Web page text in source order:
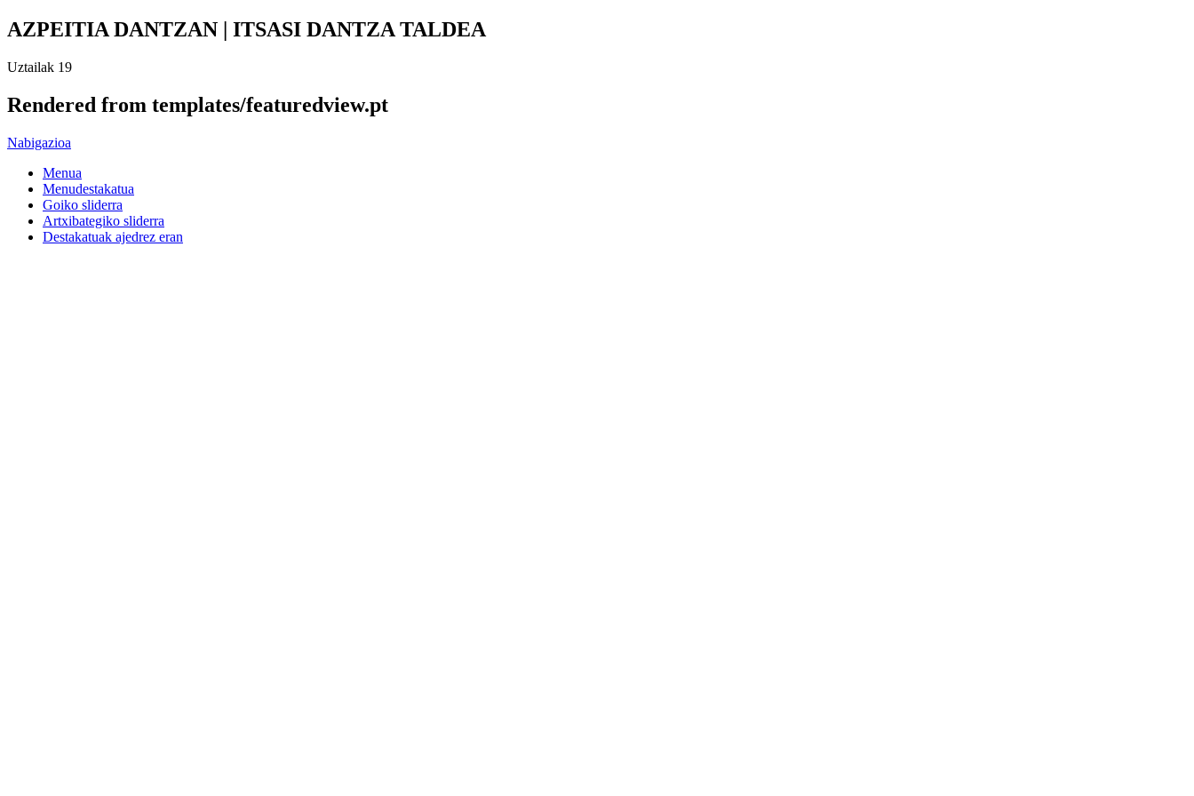
AZPEITIA DANTZAN | ITSASI DANTZA TALDEA
Uztailak 19
Rendered from templates/featuredview.pt
Nabigazioa
Menua
Menudestakatua
Goiko sliderra
Artxibategiko sliderra
Destakatuak ajedrez eran